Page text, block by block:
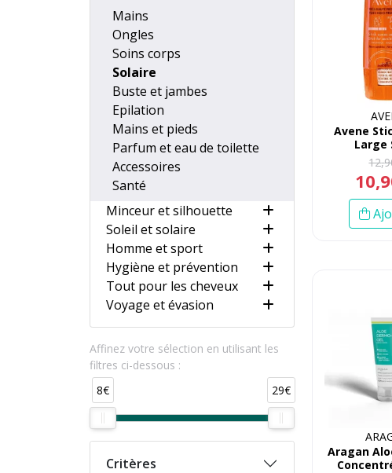
Avene
Large
12,
10,
Aragan
Mains
Ongles
Soins corps
Solaire
Buste et jambes
Epilation
Mains et pieds
Parfum et eau de toilette
Accessoires
Santé
Minceur et silhouette
Soleil et solaire
Homme et sport
Hygiène et prévention
Tout pour les cheveux
Voyage et évasion
Affinez votre sélection en utilisant les
filtres ci-dessous :
8€
29€
Critères